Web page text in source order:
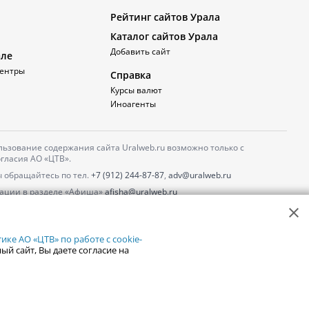
Рейтинг сайтов Урала
Каталог сайтов Урала
Добавить сайт
Справка
Курсы валют
Иноагенты
содержания сайта Uralweb.ru возможно только с
АО «ЦТВ».
по тел. +7 (912) 244-87-87, adv@uralweb.ru
в разделе «Афиша»afisha@uralweb.ru
АО «ЦТВ» по работе с cookie-
сайт, Вы даете согласие на